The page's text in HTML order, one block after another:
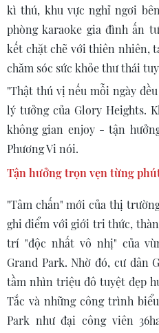
kì thú, khu vực nghỉ ngơi
phòng karaoke gia đình ấn
kết chặt chẽ với thiên nhiên,
chăm sóc sức khỏe thư thái
"Thật thú vị nếu mỗi ngày
lý tưởng của Glory Heights.
không gian enjoy - tận
Phương Vi nói.
Tận hưởng trọn vẹn từng
"Tâm chấn" mới của thị
ghi điểm với giới tri thức,
trí "độc nhất vô nhị" của
Grand Park. Nhờ đó, cư dân
tầm nhìn triệu đô tuyệt đẹp
Tắc và những công trình
Park như đại công viên